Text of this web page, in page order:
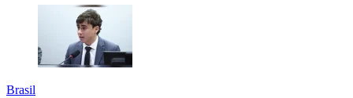
Brasil